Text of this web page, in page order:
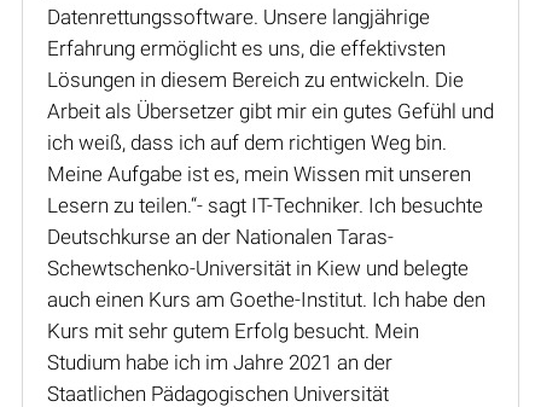
Datenrettungssoftware. Unsere langjährige
Erfahrung ermöglicht es uns, die effektivsten
Lösungen in diesem Bereich zu entwickeln. Die
Arbeit als Übersetzer gibt mir ein gutes Gefühl und
ich weiß, dass ich auf dem richtigen Weg bin.
Meine Aufgabe ist es, mein Wissen mit unseren
Lesern zu teilen.“- sagt IT-Techniker. Ich besuchte
Deutschkurse an der Nationalen Taras-
Schewtschenko-Universität in Kiew und belegte
auch einen Kurs am Goethe-Institut. Ich habe den
Kurs mit sehr gutem Erfolg besucht. Mein
Studium habe ich im Jahre 2021 an der
Staatlichen Pädagogischen Universität